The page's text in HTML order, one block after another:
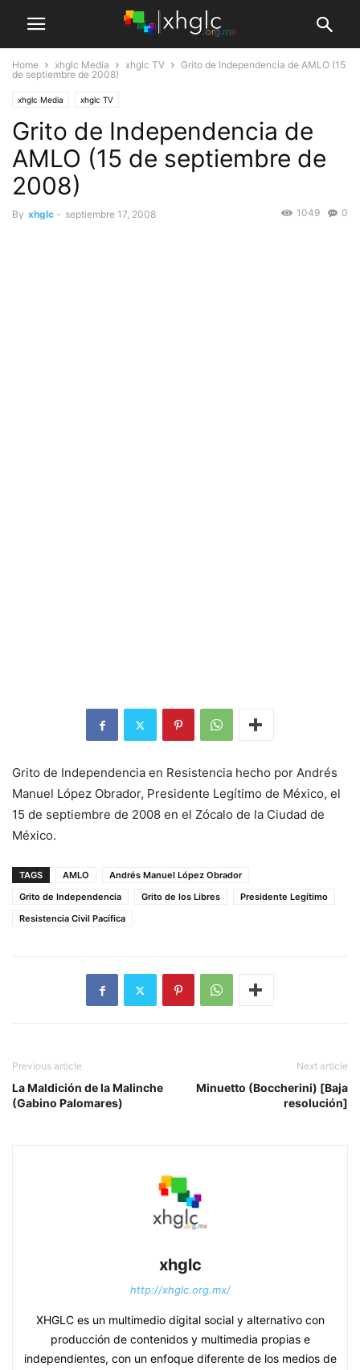
Home xhglc Media xhglc TV
Grito de Independencia de AMLO (15
de septiembre de 2008)
xhglc Media xhglc TV
Grito de Independencia de
AMLO (15 de septiembre de
2008)
By xhglc - septiembre 17, 2008 0
1049
Grito de Independencia en Resistencia hecho por Andrés
Manuel López Obrador, Presidente Legítimo de México, el
15 de septiembre de 2008 en el Zócalo de la Ciudad de
México.
TAGS AMLO
Andrés Manuel López Obrador
Grito de Independencia
Grito de los Libres
Presidente Legítimo
Resistencia Civil Pacífica
Previous article
La Maldición de la Malinche
(Gabino Palomares)
Next article
Minuetto (Boccherini) [Baja
resolución]
xhglc
http://xhglc.org.mx/
XHGLC es un multimedio digital social y alternativo con
producción de contenidos y multimedia propias e
independientes, con un enfoque diferente de los medios de